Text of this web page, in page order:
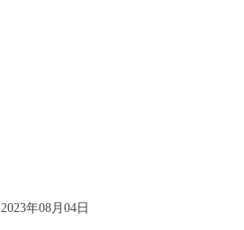
2023年08月04日